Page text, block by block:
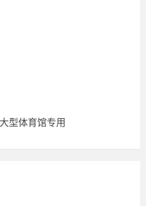
型体育馆专用